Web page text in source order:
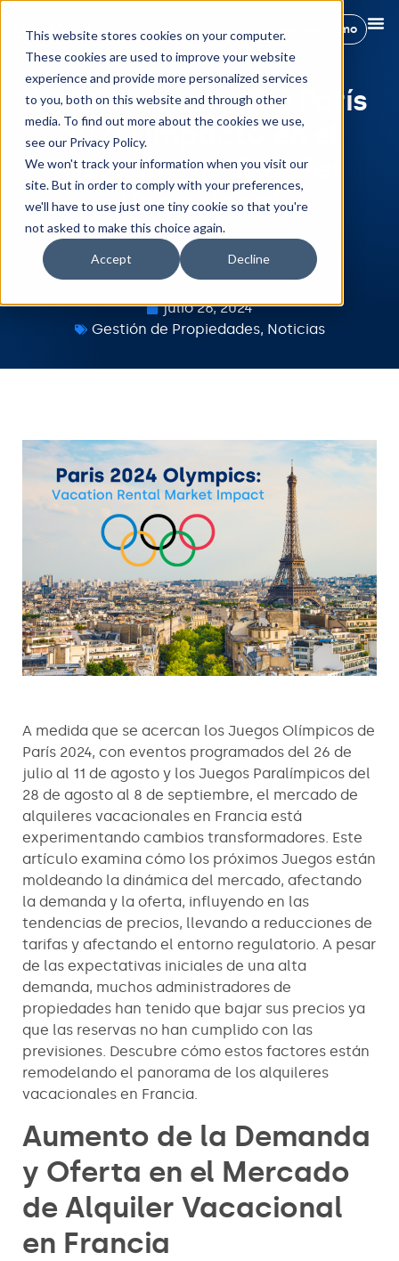
This website stores cookies on your computer.
These cookies are used to improve your website
experience and provide more personalized services
to you, both on this website and through other
media. To find out more about the cookies we use,
see our Privacy Policy.
We won't track your information when you visit our
site. But in order to comply with your preferences,
we'll have to use just one tiny cookie so that you're
not asked to make this choice again.
Accept Decline
Reservar demo
Las Olimpiadas de París
2024: Impacto en el
Mercado de Alquiler
Vacacional
julio 26, 2024
Gestión de Propiedades, Noticias
A medida que se acercan los Juegos Olímpicos de
París 2024, con eventos programados del 26 de
julio al 11 de agosto y los Juegos Paralímpicos del
28 de agosto al 8 de septiembre, el mercado de
alquileres vacacionales en Francia está
experimentando cambios transformadores. Este
artículo examina cómo los próximos Juegos están
moldeando la dinámica del mercado, afectando
la demanda y la oferta, influyendo en las
tendencias de precios, llevando a reducciones de
tarifas y afectando el entorno regulatorio. A pesar
de las expectativas iniciales de una alta
demanda, muchos administradores de
propiedades han tenido que bajar sus precios ya
que las reservas no han cumplido con las
previsiones. Descubre cómo estos factores están
remodelando el panorama de los alquileres
vacacionales en Francia.
Aumento de la Demanda
y Oferta en el Mercado
de Alquiler Vacacional
en Francia